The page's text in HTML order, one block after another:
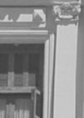
Informática
Matemática